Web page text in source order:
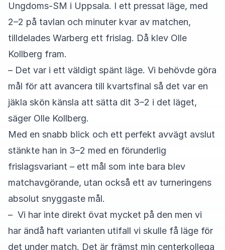
Ungdoms-SM i Uppsala. I ett pressat läge, med
2–2 på tavlan och minuter kvar av matchen,
tilldelades Warberg ett frislag. Då klev Olle
Kollberg fram.
– Det var i ett väldigt spänt läge. Vi behövde göra
mål för att avancera till kvartsfinal så det var en
jäkla skön känsla att sätta dit 3–2 i det läget,
säger Olle Kollberg.
Med en snabb blick och ett perfekt avvägt avslut
stänkte han in 3–2 med en förunderlig
frislagsvariant – ett mål som inte bara blev
matchavgörande, utan också ett av turneringens
absolut snyggaste mål.
– Vi har inte direkt övat mycket på den men vi
har ändå haft varianten utifall vi skulle få läge för
det under match. Det är främst min centerkollega